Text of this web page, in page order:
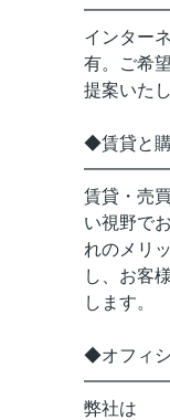
インター
有。ご希
提案いた
◆賃貸と
賃貸・売
い視野で
れのメリ
し、お客
します。
◆オフィ
弊社は